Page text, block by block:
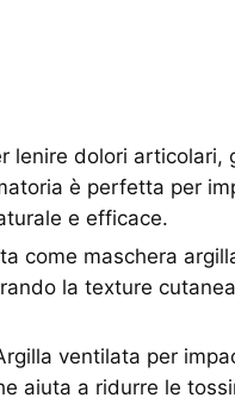
lenire dolori
è perfetta per
e efficace.
come maschera
la texture
ventilata per
aiuta a ridurre le